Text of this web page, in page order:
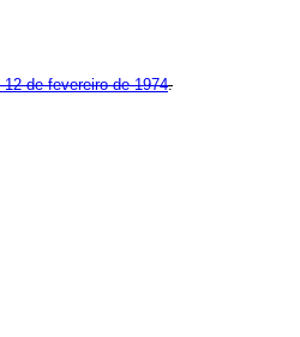
de fevereiro de 1974.